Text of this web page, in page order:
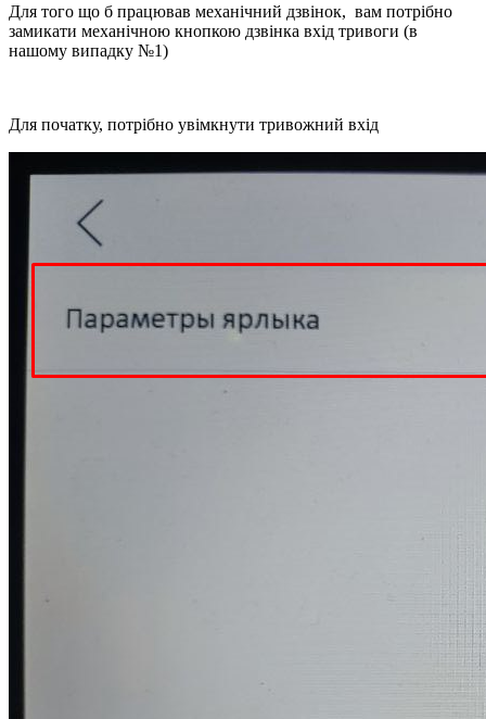
Для того що б працював механічний дзвінок, вам потрібно
замикати механічною кнопкою дзвінка вхід тривоги (в
нашому випадку №1)
Для початку, потрібно увімкнути тривожний вхід